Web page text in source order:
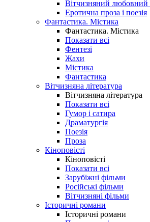
Вітчизняний любовний
Еротична проза і поезія
Фантастика. Містика
Фантастика. Містика
Показати всі
Фентезі
Жахи
Містика
Фантастика
Вітчизняна література
Вітчизняна література
Показати всі
Гумор і сатира
Драматургія
Поезія
Проза
Кіноповісті
Кіноповісті
Показати всі
Зарубіжні фільми
Російські фільми
Вітчизняні фільми
Історичні романи
Історичні романи